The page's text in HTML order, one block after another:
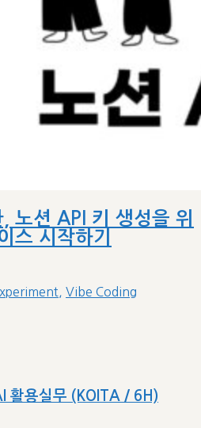
노션 API 키 생성을 위
스 시작하기
Vibe Coding
활용실무 (KOITA / 6H)